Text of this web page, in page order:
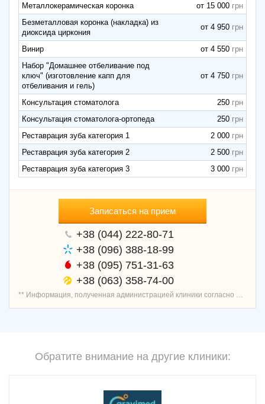
Металлокерамическая коронка
от 15 000
Безметалловая коронка (накладка) из
диоксида циркония
от 4 950
Винир
от 4 550
Набор "Домашнее отбеливание под
ключ" (изготовление капп для
отбеливания и гель)
от 4 750
Консультация стоматолога
250
Консультация стоматолога-ортопеда
250
Реставрация зуба категория 1
2 000
Реставрация зуба категория 2
2 500
Реставрация зуба категория 3
3 000
Записаться на прием
+38 (044) 222-80-71
+38 (096) 388-18-99
+38 (095) 751-31-63
+38 (063) 358-74-00
Обратите внимание на другие клиники: